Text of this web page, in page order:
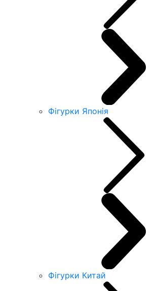
Фігурки Японія
Фігурки Китай